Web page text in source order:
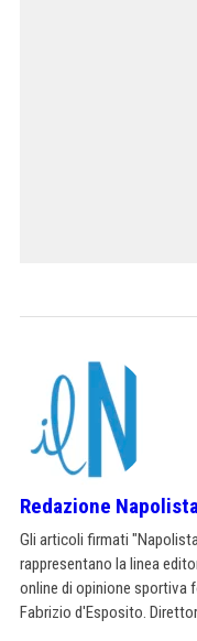
Redazione Napolista
Gli articoli firmati
rappresentano la linea
online di opinione sportiva
Fabrizio d'Esposito.